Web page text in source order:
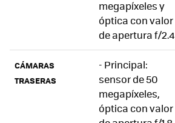
megapíxeles y
óptica con valor
de apertura f/2.4
CÁMARAS
TRASERAS
- Principal:
sensor de 50
megapíxeles,
óptica con valor